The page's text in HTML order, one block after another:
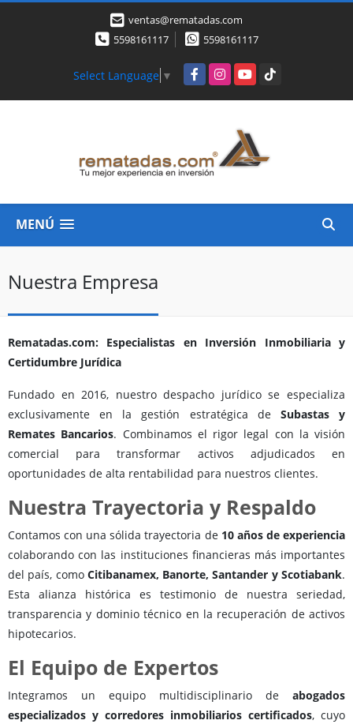
ventas@rematadas.com
5598161117
5598161117
Select Language ▼ FacebookInstagramYouTubeTikTok
MENÚ
Nuestra Empresa
Rematadas.com: Especialistas en Inversión Inmobiliaria y
Certidumbre Jurídica
Fundado en 2016, nuestro despacho jurídico se especializa
exclusivamente en la gestión estratégica de Subastas y
Remates Bancarios. Combinamos el rigor legal con la visión
comercial para transformar activos adjudicados en
oportunidades de alta rentabilidad para nuestros clientes.
Nuestra Trayectoria y Respaldo
Contamos con una sólida trayectoria de 10 años de experiencia
colaborando con las instituciones financieras más importantes
del país, como Citibanamex, Banorte, Santander y Scotiabank.
Esta alianza histórica es testimonio de nuestra seriedad,
transparencia y dominio técnico en la recuperación de activos
hipotecarios.
El Equipo de Expertos
Integramos un equipo multidisciplinario de abogados
especializados y corredores inmobiliarios certificados, cuyo